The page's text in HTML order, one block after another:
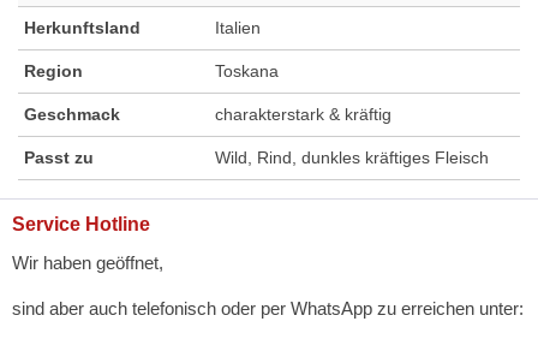
Herkunftsland Italien
Region Toskana
Geschmack charakterstark & kräftig
Passt zu Wild, Rind, dunkles kräftiges Fleisch
Service Hotline
Wir haben geöffnet,
sind aber auch telefonisch oder per WhatsApp zu erreichen unter: